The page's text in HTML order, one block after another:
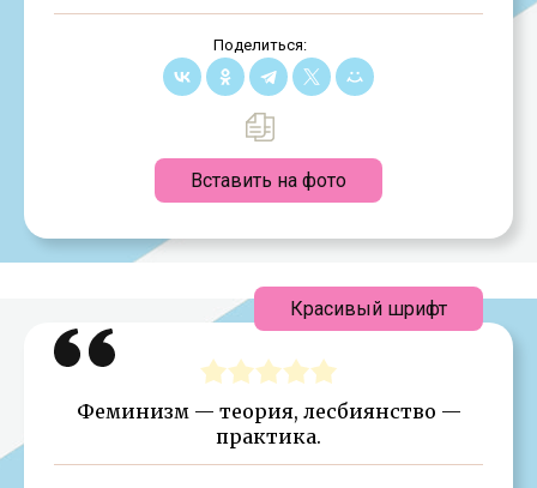
Поделиться:
Вставить на фото
Феминизм — теория, лесбиянство —
практика.
Красивый шрифт